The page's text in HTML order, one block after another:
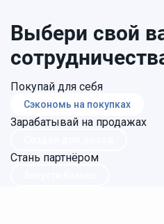
Выбери свой
Покупай для себя
Сэкономь на покупках
Зарабатывай на продажах
Стань партнёром